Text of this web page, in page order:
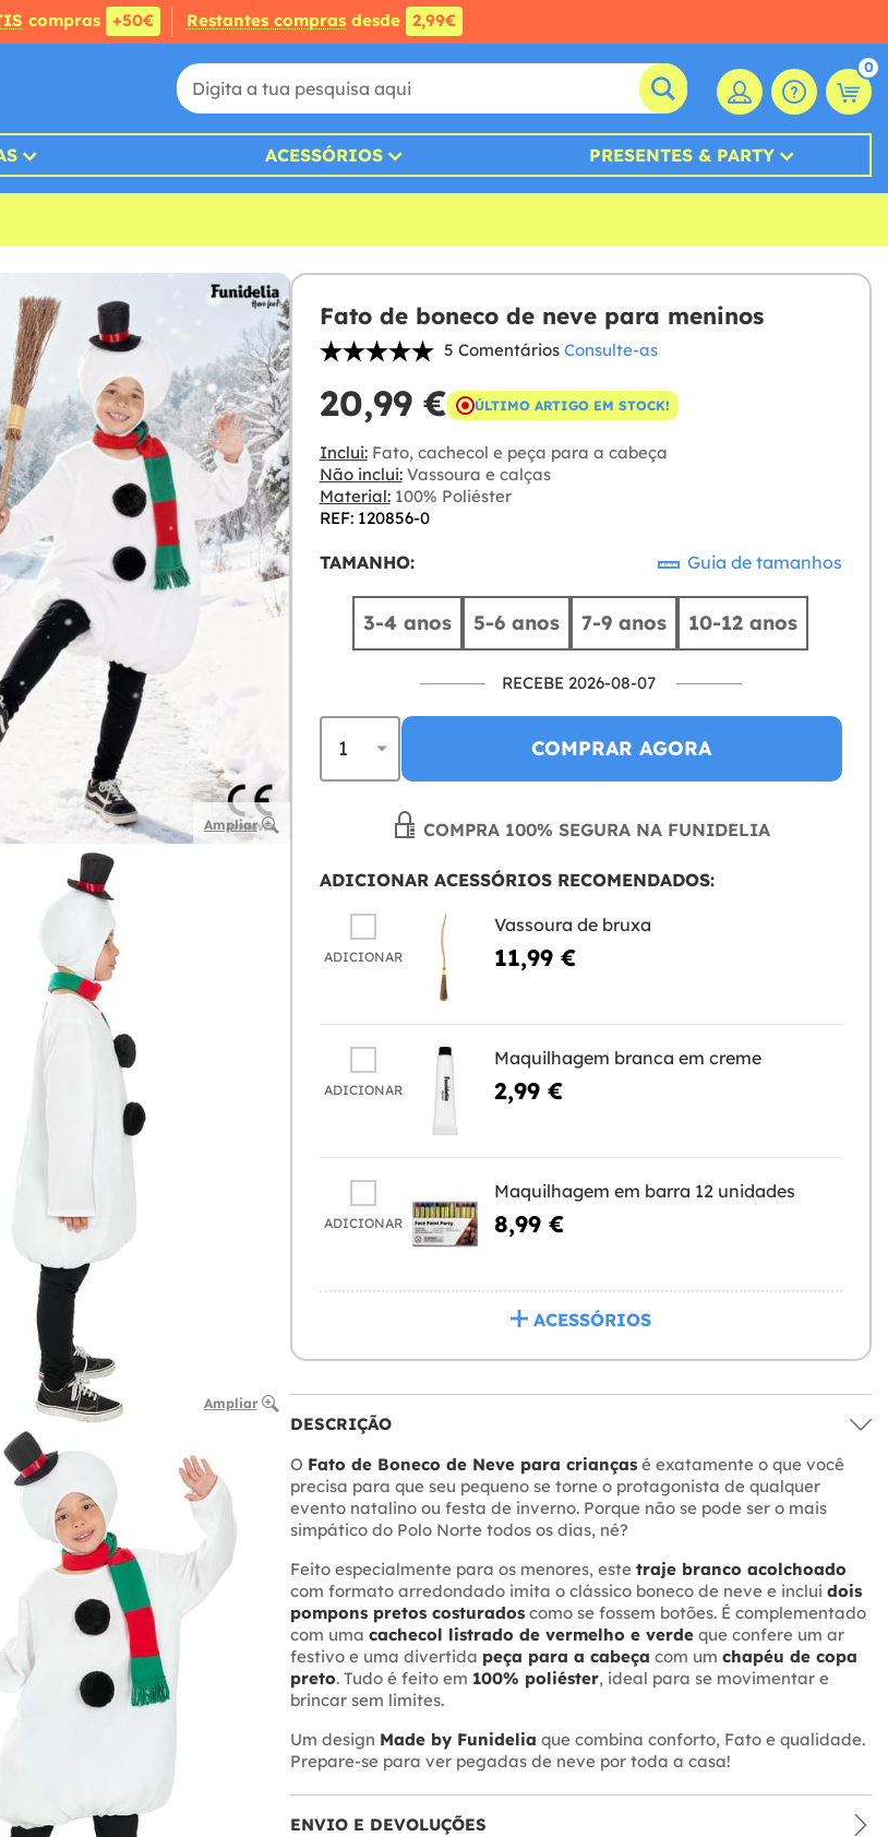
compras +50€ Restantes compras desde 2,99€
0
ACESSÓRIOS PRESENTES & PARTY
Ampliar
Ampliar
Fato de boneco de neve para meninos
5 Comentários Consulte-as
20,99 € ÚLTIMO ARTIGO EM STOCK!
Inclui:Fato, cachecol e peça para a cabeça
Não inclui:Vassoura e calças
Material:100% Poliéster
REF: 120856-0
TAMANHO: Guia de tamanhos
3-4 anos 5-6 anos 7-9 anos 10-12 anos
RECEBE 2026-08-07
COMPRAR AGORA
COMPRA 100% SEGURA NA FUNIDELIA
ADICIONAR ACESSÓRIOS RECOMENDADOS:
ADICIONAR
Vassoura de bruxa
11,99 €
ADICIONAR
Maquilhagem branca em creme
2,99 €
ADICIONAR
Maquilhagem em barra 12 unidades
8,99 €
ACESSÓRIOS
DESCRIÇÃO
O Fato de Boneco de Neve para criançasé exatamente o que você
precisa para que seu pequeno se torne o protagonista de qualquer
evento natalino ou festa de inverno. Porque não se pode ser o mais
simpático do Polo Norte todos os dias, né?
Feito especialmente para os menores, este traje branco acolchoado
com formato arredondado imita o clássico boneco de neve e inclui dois
pompons pretos costuradoscomo se fossem botões. É complementado
com uma cachecol listrado de vermelho e verdeque confere um ar
festivo e uma divertida peça para a cabeça com um chapéu de copa
preto. Tudo é feito em 100% poliéster, ideal para se movimentar e
brincar sem limites.
Um design Made by Funidelia que combina conforto, Fato e qualidade.
Prepare-se para ver pegadas de neve por toda a casa!
ENVIO E DEVOLUÇÕES